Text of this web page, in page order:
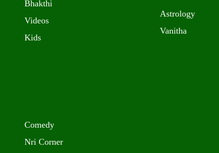
Bhakthi
Videos
Kids
Astrology
Vanitha
Comedy
Nri Corner